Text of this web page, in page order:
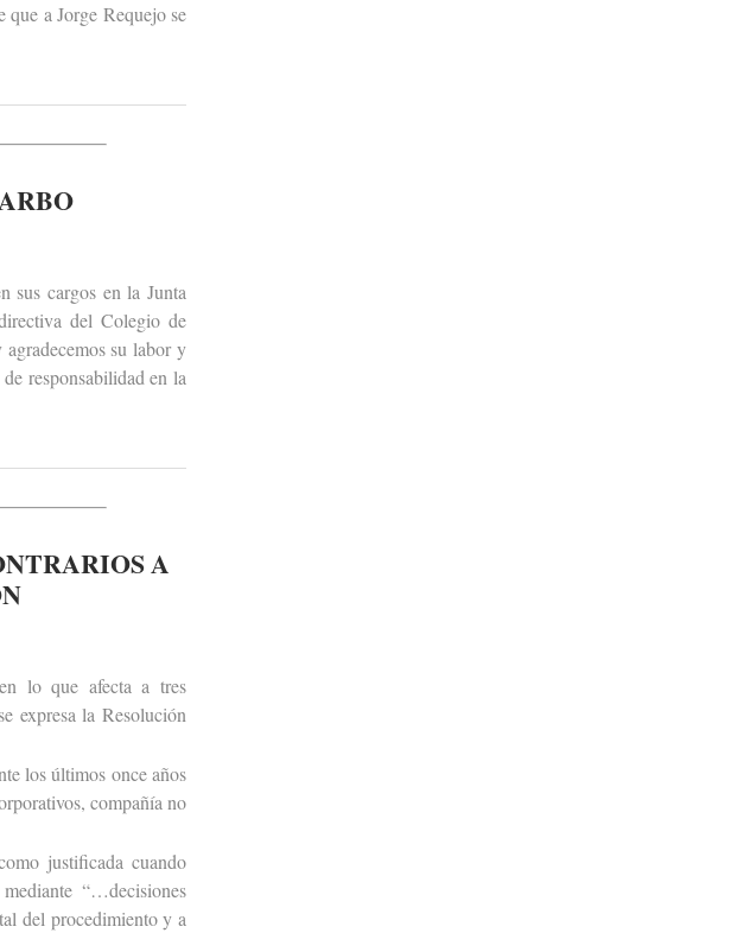
que a Jorge Requejo se
cargos en la Junta
del Colegio de
su labor y
responsabilidad en la
A
lo que afecta a tres
expresa la Resolución
los últimos once años
compañía no
justificada cuando
“…decisiones
del procedimiento y a